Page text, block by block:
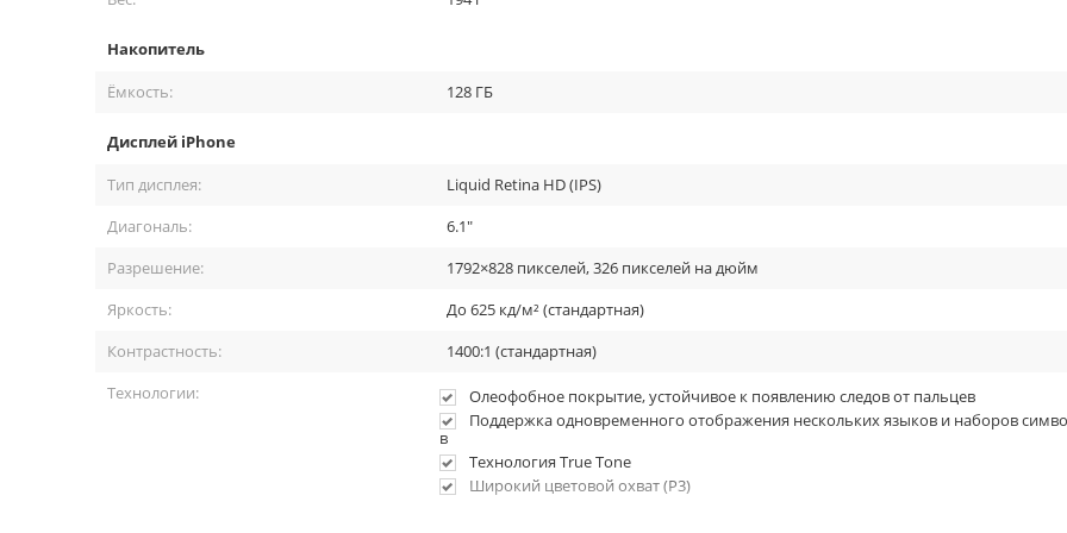
Запоминающиеся селфи.
Фронтальная камера теперь 12 МП, диафрагмой ƒ/2.2 и широким набором функций (Animoji, Memoji, Timelapse, SlowMo, UltraHD 4K
видео 60 кадров/сек и т.д.).
Накопитель
Ёмкость:
128 ГБ
Дисплей iPhone
Тип дисплея:
Liquid Retina HD (IPS)
Диагональ:
6.1"
Разрешение:
1792×828 пикселей, 326 пикселей на дюйм
Яркость:
До 625 кд/м² (стандартная)
Контрастность:
1400:1 (стандартная)
Технологии:
Олеофобное покрытие, устойчивое к появлению следов от пальцев
Поддержка одновременного отображения нескольких языков и наборов
в
Технология True Tone
Широкий цветовой охват (P3)